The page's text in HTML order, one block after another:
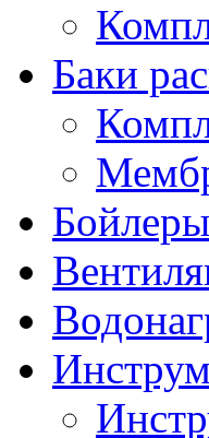
Баки
Бойлеры